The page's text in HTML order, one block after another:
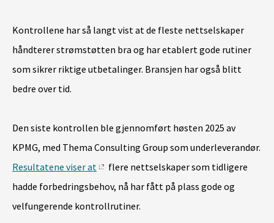
Kontrollene har så langt vist at de fleste nettselskaper
håndterer strømstøtten bra og har etablert gode rutiner
som sikrer riktige utbetalinger. Bransjen har også blitt
bedre over tid.
Den siste kontrollen ble gjennomført høsten 2025 av
KPMG, med Thema Consulting Group som underleverandør.
Resultatene viser at
flere nettselskaper som tidligere
hadde forbedringsbehov, nå har fått på plass gode og
velfungerende kontrollrutiner.